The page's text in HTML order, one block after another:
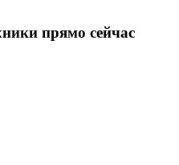
прямо сейчас